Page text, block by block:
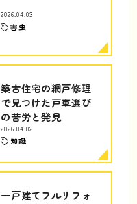
2026.04.03
害虫
築古住宅の網戸修理
で見つけた戸車選び
の苦労と発見
2026.04.02
知識
一戸建てフルリフォ